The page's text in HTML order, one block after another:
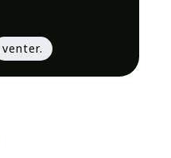
venter.